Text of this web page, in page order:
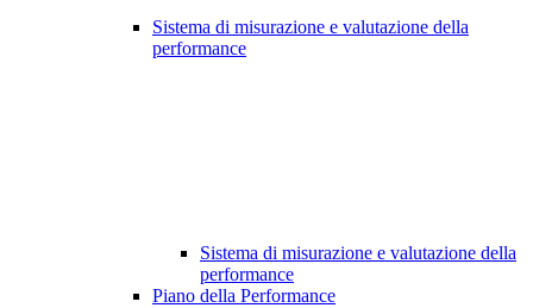
Sistema di misurazione e valutazione della
performance
Sistema di misurazione e valutazione della
performance
Piano della Performance